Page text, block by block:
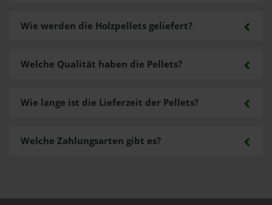
Wie werden die Holzpellets geliefert?
Welche Zahlungsarten gibt es?
Welche Qualität haben die Pellets?
Wie lange ist die Lieferzeit der Pellets?